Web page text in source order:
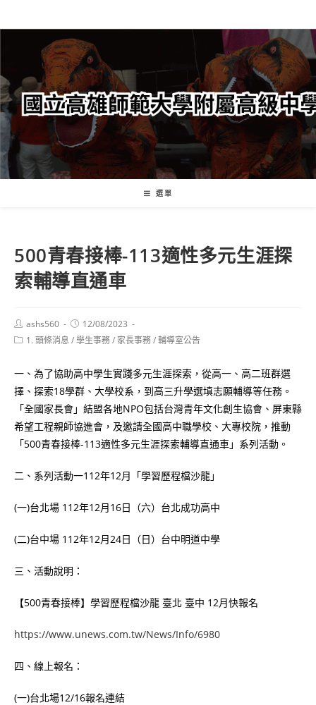
轉
要
內
容
選單
500青春接棒-113適性多元生涯探
索輔導直通車
Post
author:
ashs560
Post
published:
12/08/2023
Post1. 頭條消息 /學生事務/ 家長事務/輔導室公告
一、為了協助高中學生實踐多元生涯探索，從高一、高二班群選
擇、探索18學群、大學校系，到高三升學選填志願輔導等任務。
「全國家長會」結盟各地NPO包括台灣青年文化創生協會、屏東縣
希望工程親師協進會，及邀請全國高中職學校、大專校院，推動
「500青春接棒-113適性多元生涯探索輔導直通車」系列活動。
二、系列活動一112年12月「學習歷程檔沙龍」
(一)台北場 112年12月16日（六）台北成功高中
(二)台中場 112年12月24日（日）台中明道中學
三、活動說明：
【500青春接棒】學習歷程檔沙龍 臺北 臺中 12月快報名
https://www.unews.com.tw/News/Info/6980
四、線上報名：
(一)台北場12/16報名連結